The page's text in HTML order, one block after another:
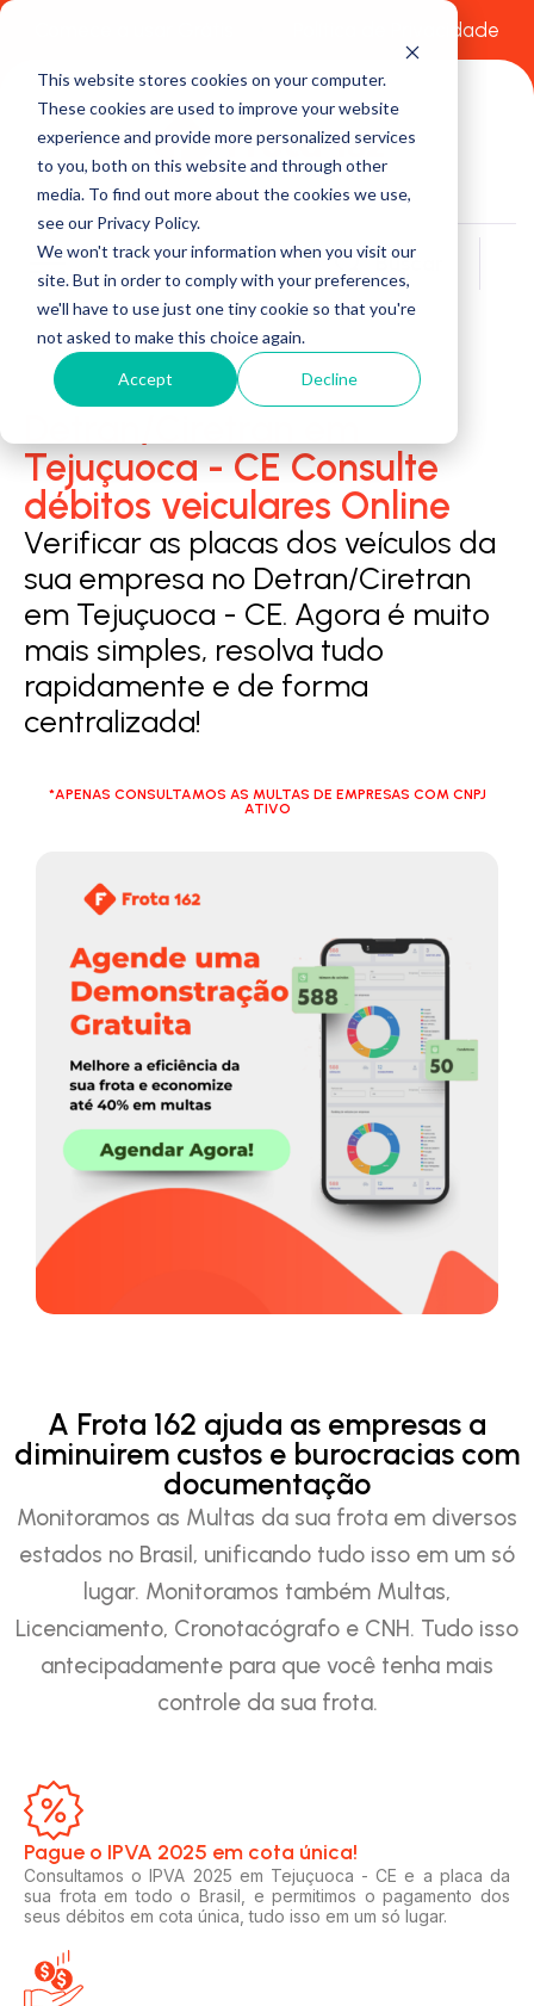
This website stores cookies on your computer.
These cookies are used to improve your website
experience and provide more personalized services
to you, both on this website and through other
media. To find out more about the cookies we use,
see our Privacy Policy.
We won't track your information when you visit our
site. But in order to comply with your preferences,
we'll have to use just one tiny cookie so that you're
not asked to make this choice again.
Accept Decline
Política de Privacidade
Buscar
Tejuçuoca - CE Consulte
débitos veiculares Online
Verificar as placas dos veículos da
sua empresa no Detran/Ciretran
em Tejuçuoca - CE. Agora é muito
mais simples, resolva tudo
rapidamente e de forma
centralizada!
*APENAS CONSULTAMOS AS MULTAS DE EMPRESAS COM CNPJ
ATIVO
A Frota 162 ajuda as empresas a
diminuirem custos e burocracias com
documentação
Monitoramos as Multas da sua frota em diversos
estados no Brasil, unificando tudo isso em um só
lugar. Monitoramos também Multas,
Licenciamento, Cronotacógrafo e CNH. Tudo isso
antecipadamente para que você tenha mais
controle da sua frota.
Pague o IPVA 2025 em cota única!​
Consultamos o IPVA 2025 em Tejuçuoca - CE e a placa da
sua frota em todo o Brasil, e permitimos o pagamento dos
seus débitos em cota única, tudo isso em um só lugar.